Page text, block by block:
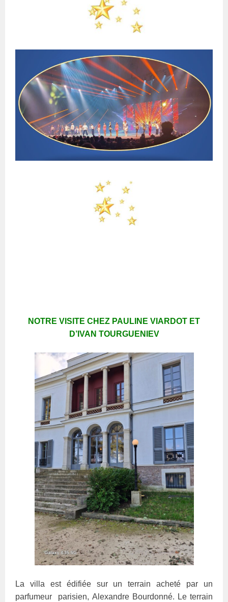
NOTRE VISITE CHEZ PAULINE VIARDOT ET
D’IVAN TOURGUENIEV
La villa est édifiée sur un terrain acheté par un
parfumeur parisien, Alexandre Bourdonné. Le terrain